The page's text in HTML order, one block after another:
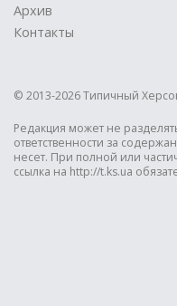
Архив
Контакты
© 2013-2026 Типичный
Редакция может не
ответственности за
несет. При полной или
ссылка на http://t.ks.ua